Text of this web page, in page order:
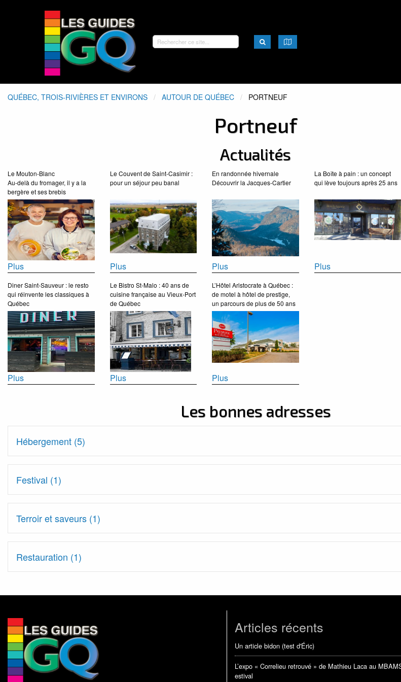
QUÉBEC, TROIS-RIVIÈRES ET ENVIRONS AUTOUR DE QUÉBEC ACTUEL:
PORTNEUF
Portneuf
Actualités
Le Mouton-Blanc
Au-delà du fromager, il y a la
bergère et ses brebis
Plus
Le Couvent de Saint-Casimir :
pour un séjour peu banal
Plus
En randonnée hivernale
Découvrir la Jacques-Cartier
Plus
La Boîte à pain : un concept
qui lève toujours après 25 ans
Plus
Diner Saint-Sauveur : le resto
qui réinvente les classiques à
Québec
Plus
Le Bistro St-Malo : 40 ans de
cuisine française au Vieux-Port
de Québec
Plus
L’Hôtel Aristocrate à Québec :
de motel à hôtel de prestige,
un parcours de plus de 50 ans
Plus
Les bonnes adresses
Hébergement (5)
Festival (1)
Terroir et saveurs (1)
Restauration (1)
Articles récents
Un article bidon (test d'Éric)
L’expo « Correlieu retrouvé » de Mathieu Laca au
estival